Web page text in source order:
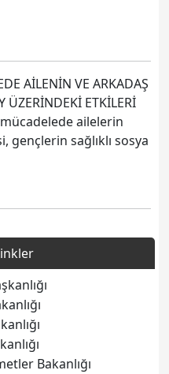
AİLENİN VE ARKADAŞ
ÜZERİNDEKİ ETKİLERİ
mücadelede ailelerin
gençlerin sağlıklı sosya
Bakanlığı